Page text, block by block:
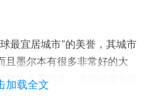
最宜居城市”的美誉，其城市
且墨尔本有很多非常好的大
聚集于墨尔本，当地的文化氛
加载全文